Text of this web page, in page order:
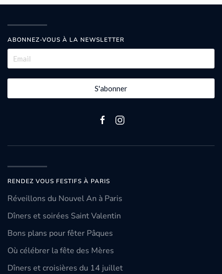
ABONNEZ-VOUS À LA NEWSLETTER
S'abonner
RENDEZ VOUS FESTIFS À PARIS
Réveillons du Nouvel An à Paris
Dîners et soirées Saint Valentin
Bons plans pour fêter Pâques
Où célébrer la fête des Mères
Dîners et croisières du 14 juillet